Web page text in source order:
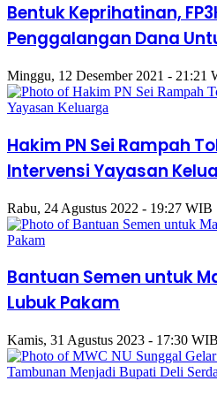
Bentuk Keprihatinan,
Penggalangan Dana
Minggu, 12 Desember 2021 - 21:21
Hakim PN Sei Rampah
Intervensi Yayasan
Rabu, 24 Agustus 2022 - 19:27 WIB
Bantuan Semen untuk
Lubuk Pakam
Kamis, 31 Agustus 2023 - 17:30 WIB